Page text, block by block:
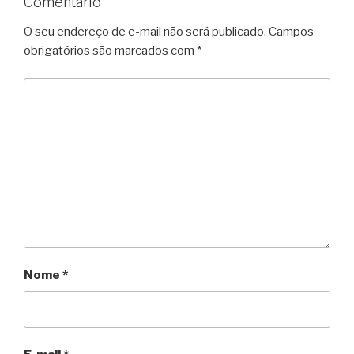
O seu endereço de e-mail não será publicado. Campos
obrigatórios são marcados com *
Nome *